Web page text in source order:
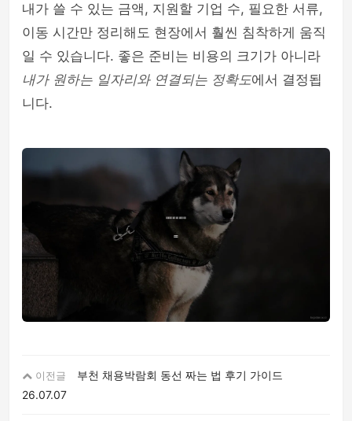
내가 쓸 수 있는 금액, 지원할 기업 수, 필요한 서류,
이동 시간만 정리해도 현장에서 훨씬 침착하게 움직
일 수 있습니다. 좋은 준비는 비용의 크기가 아니라
내가 원하는 일자리와 연결되는 정확도에서 결정됩
니다.
이전글
부천 채용박람회 동선 짜는 법 후기 가이드
26.07.07